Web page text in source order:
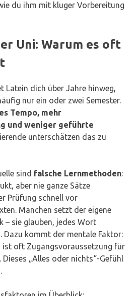
du ihm mit kluger Vorbereitung
Uni: Warum es oft
Latein dich über Jahre hinweg,
nur ein oder zwei Semester.
Tempo, mehr
und weniger geführte
unterschätzen das zu
sind falsche Lernmethoden:
aber nie ganze Sätze
Prüfung schnell vor
Manchen setzt der eigene
– sie glauben, jedes Wort
Dazu kommt der mentale Faktor:
ist oft Zugangsvoraussetzung für
„Alles oder nichts“-Gefühl